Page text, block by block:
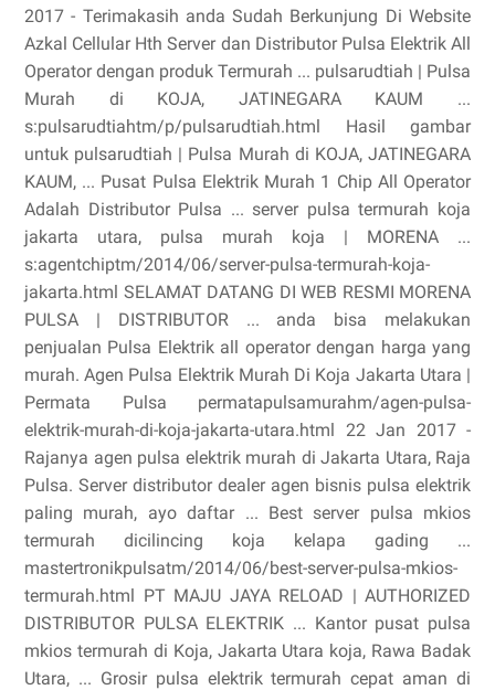
2017 - Terimakasih anda Sudah Berkunjung Di Website
Azkal Cellular Hth Server dan Distributor Pulsa Elektrik All
Operator dengan produk Termurah ... pulsarudtiah | Pulsa
Murah di KOJA, JATINEGARA KAUM ...
s:pulsarudtiahtm/p/pulsarudtiah.html Hasil gambar
untuk pulsarudtiah | Pulsa Murah di KOJA, JATINEGARA
KAUM, ... Pusat Pulsa Elektrik Murah 1 Chip All Operator
Adalah Distributor Pulsa ... server pulsa termurah koja
jakarta utara, pulsa murah koja | MORENA ...
s:agentchiptm/2014/06/server-pulsa-termurah-koja-
jakarta.html SELAMAT DATANG DI WEB RESMI MORENA
PULSA | DISTRIBUTOR ... anda bisa melakukan
penjualan Pulsa Elektrik all operator dengan harga yang
murah. Agen Pulsa Elektrik Murah Di Koja Jakarta Utara |
Permata Pulsa permatapulsamurahm/agen-pulsa-
elektrik-murah-di-koja-jakarta-utara.html 22 Jan 2017 -
Rajanya agen pulsa elektrik murah di Jakarta Utara, Raja
Pulsa. Server distributor dealer agen bisnis pulsa elektrik
paling murah, ayo daftar ... Best server pulsa mkios
termurah dicilincing koja kelapa gading ...
mastertronikpulsatm/2014/06/best-server-pulsa-mkios-
termurah.html PT MAJU JAYA RELOAD | AUTHORIZED
DISTRIBUTOR PULSA ELEKTRIK ... Kantor pusat pulsa
mkios termurah di Koja, Jakarta Utara koja, Rawa Badak
Utara, ... Grosir pulsa elektrik termurah cepat aman di